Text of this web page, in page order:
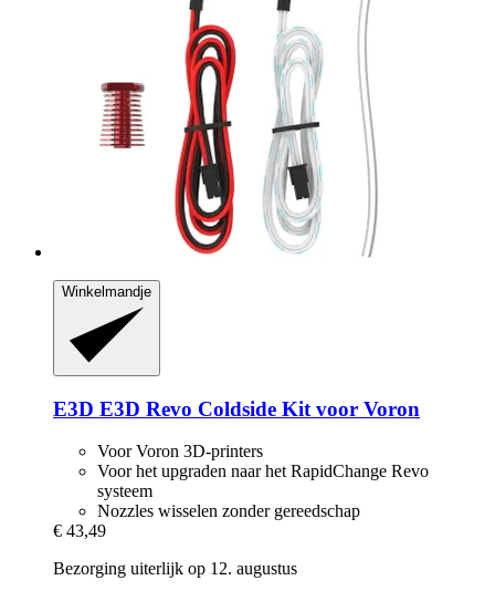
Winkelmandje
E3D E3D Revo Coldside Kit voor Voron
Voor Voron 3D-printers
Voor het upgraden naar het RapidChange Revo
systeem
Nozzles wisselen zonder gereedschap
€ 43,49
Bezorging uiterlijk op 12. augustus